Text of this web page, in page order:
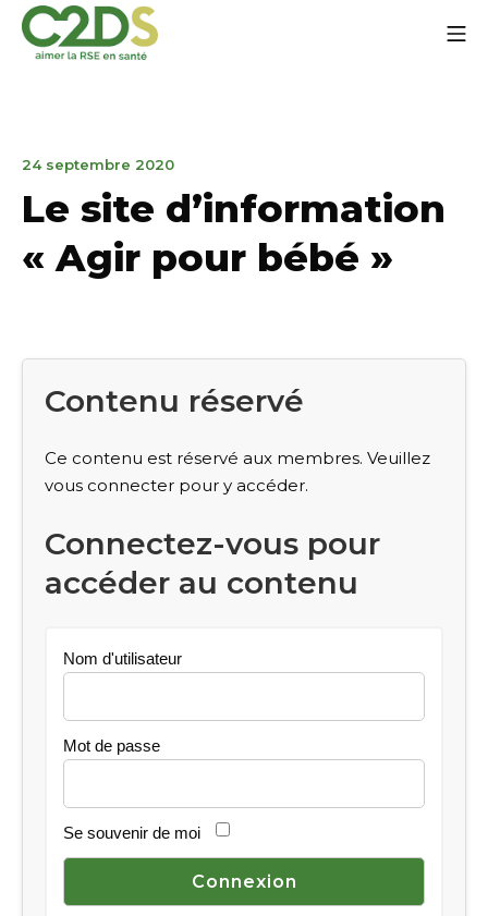
Aller
contenu
24 septembre 20207
2023
Le site d’information
« Agir pour bébé »
Contenu réservé
Ce contenu est réservé aux membres. Veuillez
vous connecter pour y accéder.
Connectez-vous pour
accéder au contenu
Nom d'utilisateur
Mot de passe
Se souvenir de moi